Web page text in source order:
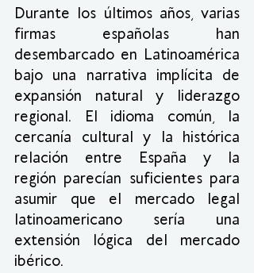
Durante los últimos años, varias
firmas españolas han
desembarcado en Latinoamérica
bajo una narrativa implícita de
expansión natural y liderazgo
regional. El idioma común, la
cercanía cultural y la histórica
relación entre España y la
región parecían suficientes para
asumir que el mercado legal
latinoamericano sería una
extensión lógica del mercado
ibérico.